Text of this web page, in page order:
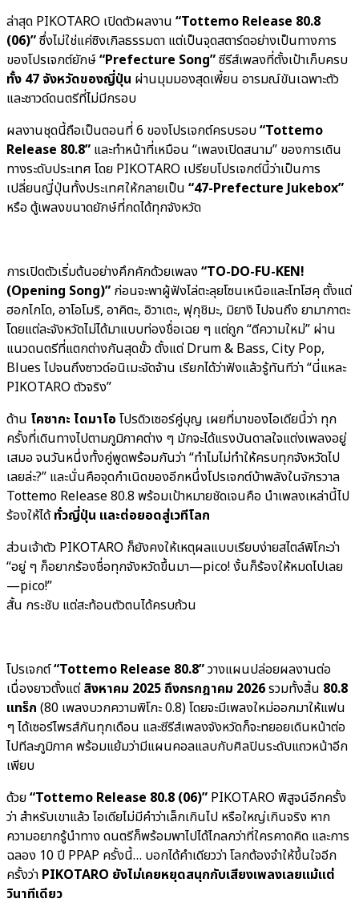
ล่าสุด PIKOTARO เปิดตัวผลงาน “Tottemo Release 80.8
(06)”ซึ่งไม่ใช่แค่ซิงเกิลธรรมดา แต่เป็นจุดสตาร์ตอย่างเป็นทางการ
ของโปรเจกต์ยักษ์“Prefecture Song”ซีรีส์เพลงที่ตั้งเป้าเก็บครบ
ทั้ง 47 จังหวัดของญี่ปุ่น ผ่านมุมมองสุดเพี้ยน อารมณ์ขันเฉพาะตัว
และซาวด์ดนตรีที่ไม่มีกรอบ
ผลงานชุดนี้ถือเป็นตอนที่ 6 ของโปรเจกต์ครบรอบ“Tottemo
Release 80.8” และทำหน้าที่เหมือน “เพลงเปิดสนาม” ของการเดิน
ทางระดับประเทศ โดย PIKOTARO เปรียบโปรเจกต์นี้ว่าเป็นการ
เปลี่ยนญี่ปุ่นทั้งประเทศให้กลายเป็น “47-Prefecture Jukebox”
หรือ ตู้เพลงขนาดยักษ์ที่กดได้ทุกจังหวัด
การเปิดตัวเริ่มต้นอย่างคึกคักด้วยเพลง“TO-DO-FU-KEN!
(Opening Song)” ก่อนจะพาผู้ฟังไล่ตะลุยโซนเหนือและโทโฮคุ ตั้งแต่
ฮอกไกโด, อาโอโมริ, อาคิตะ, อิวาเตะ, ฟุกุชิมะ, มิยางิ ไปจนถึง ยามากาตะ
โดยแต่ละจังหวัดไม่ได้มาแบบท่องชื่อเฉย ๆ แต่ถูก “ตีความใหม่” ผ่าน
แนวดนตรีที่แตกต่างกันสุดขั้ว ตั้งแต่ Drum & Bass, City Pop,
Blues ไปจนถึงซาวด์อนิเมะจัดจ้าน เรียกได้ว่าฟังแล้วรู้ทันทีว่า “นี่แหละ
PIKOTARO ตัวจริง”
ด้าน โคซากะ ไดมาโอ โปรดิวเซอร์คู่บุญ เผยที่มาของไอเดียนี้ว่า ทุก
ครั้งที่เดินทางไปตามภูมิภาคต่าง ๆ มักจะได้แรงบันดาลใจแต่งเพลงอยู่
เสมอ จนวันหนึ่งทั้งคู่พูดพร้อมกันว่า “ทำไมไม่ทำให้ครบทุกจังหวัดไป
เลยล่ะ?” และนั่นคือจุดกำเนิดของอีกหนึ่งโปรเจกต์บ้าพลังในจักรวาล
Tottemo Release 80.8 พร้อมเป้าหมายชัดเจนคือ นำเพลงเหล่านี้ไป
ร้องให้ได้ทั่วญี่ปุ่น และต่อยอดสู่เวทีโลก
ส่วนเจ้าตัว PIKOTARO ก็ยังคงให้เหตุผลแบบเรียบง่ายสไตล์พิโกะว่า
“อยู่ ๆ ก็อยากร้องชื่อทุกจังหวัดขึ้นมา—pico! งั้นก็ร้องให้หมดไปเลย
—pico!”
สั้น กระชับ แต่สะท้อนตัวตนได้ครบถ้วน
โปรเจกต์“Tottemo Release 80.8”วางแผนปล่อยผลงานต่อ
เนื่องยาวตั้งแต่สิงหาคม 2025 ถึงกรกฎาคม 2026รวมทั้งสิ้น 80.8
แทร็ก (80 เพลงบวกความพิโกะ 0.8) โดยจะมีเพลงใหม่ออกมาให้แฟน
ๆ ได้เซอร์ไพรส์กันทุกเดือน และซีรีส์เพลงจังหวัดก็จะทยอยเดินหน้าต่อ
ไปทีละภูมิภาค พร้อมแย้มว่ามีแผนคอลแลบกับศิลปินระดับแถวหน้าอีก
เพียบ
ด้วย“Tottemo Release 80.8 (06)” PIKOTARO พิสูจน์อีกครั้ง
ว่า สำหรับเขาแล้ว ไอเดียไม่มีคำว่าเล็กเกินไป หรือใหญ่เกินจริง หาก
ความอยากรู้นำทาง ดนตรีก็พร้อมพาไปได้ไกลกว่าที่ใครคาดคิด และการ
ฉลอง 10 ปี PPAP ครั้งนี้… บอกได้คำเดียวว่า โลกต้องจำให้ขึ้นใจอีก
ครั้งว่า PIKOTARO ยังไม่เคยหยุดสนุกกับเสียงเพลงเลยแม้แต่
วินาทีเดียว